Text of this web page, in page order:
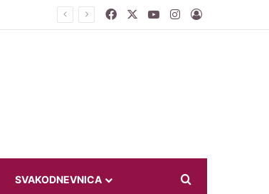
Facebook YouTubeInstagram
SVAKODNEVNICA